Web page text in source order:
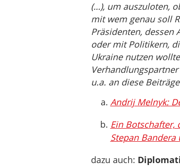
(…), um auszuloten,
mit wem genau soll
Präsidenten, dessen
oder mit Politikern,
Ukraine nutzen
u.a. an diese
Andrij Melnyk:
Ein Botschafter,
Stepan
dazu auch: